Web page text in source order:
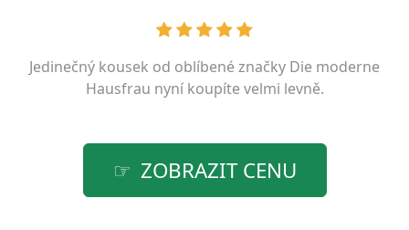
Jedinečný kousek od oblíbené značky Die moderne
Hausfrau nyní koupíte velmi levně.
ZOBRAZIT CENU